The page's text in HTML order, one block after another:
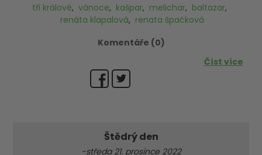
tři králové, vánoce, kašpar, melichar, baltazar,
renáta klapalová, renata špačková
Komentáře (0)
Číst více
Štědrý den
-středa 21. prosince 2022